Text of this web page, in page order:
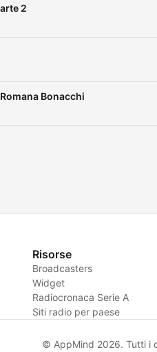
2
Bonacchi
Risorse
Broadcasters
Widget
Radiocronaca Serie A
Siti radio per paese
© AppMind 2026. Tutti i